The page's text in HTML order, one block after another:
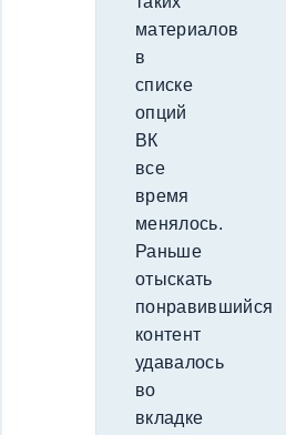
материалов
в
списке
опций
ВК
все
время
менялось.
Раньше
отыскать
понравившийся
контент
удавалось
во
вкладке